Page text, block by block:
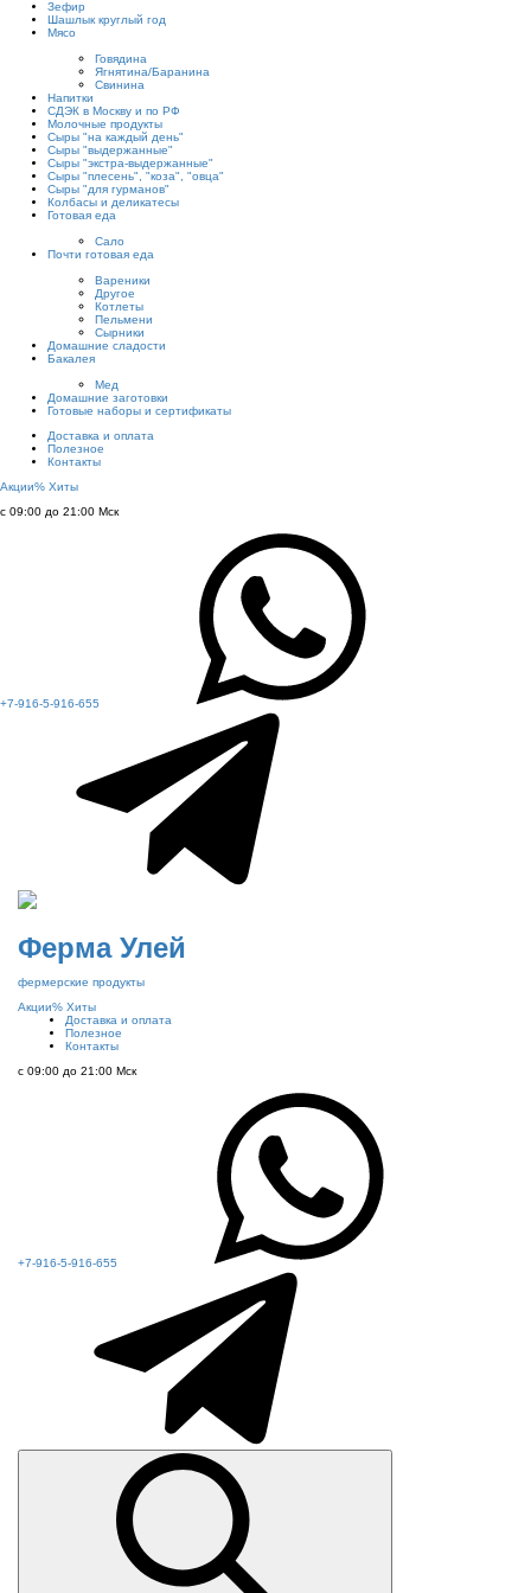
Зефир
Шашлык круглый год
Мясо
Говядина
Ягнятина/Баранина
Свинина
Напитки
СДЭК в Москву и по РФ
Молочные продукты
Сыры "на каждый день"
Сыры "выдержанные"
Сыры "экстра-выдержанные"
Сыры "плесень", "коза", "овца"
Сыры "для гурманов"
Колбасы и деликатесы
Готовая еда
Сало
Почти готовая еда
Вареники
Другое
Котлеты
Пельмени
Сырники
Домашние сладости
Бакалея
Мед
Домашние заготовки
Готовые наборы и сертификаты
Доставка и оплата
Полезное
Контакты
Акции% Хиты
с 09:00 до 21:00 Мск
+7-916-5-916-655
Ферма Улей
фермерские продукты
Акции% Хиты
Доставка и оплата
Полезное
Контакты
с 09:00 до 21:00 Мск
+7-916-5-916-655